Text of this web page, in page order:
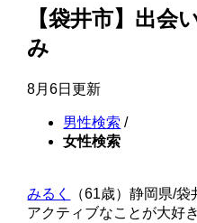
【袋井市】出会
み
8月6日更新
男性検索 /
女性検索
みるく
（61歳）静岡県/袋
アクティブなことが大好